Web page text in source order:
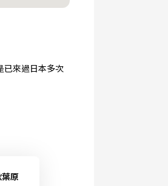
已來過日本多次
原